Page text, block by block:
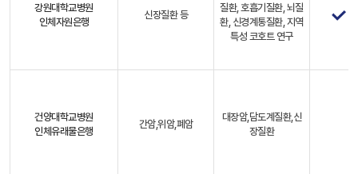
강원대학교병원
인체자원은행
신장질환 등
질환, 호흡기질환, 뇌질
환, 신경계통질환, 지역
특성 코호트 연구
건양대학교병원
인체유래물은행
간암,위암,폐암
대장암,담도계질환,신
장질환